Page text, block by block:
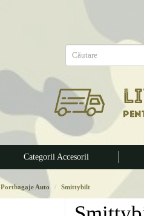
Categorii Accesorii
Portbagaje Auto Smittybilt